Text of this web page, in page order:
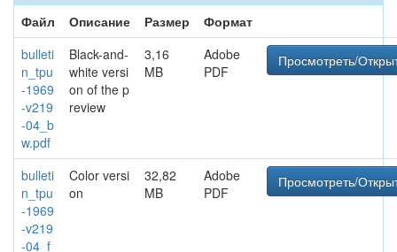
Файл
Описание Размер
Формат
bulleti
n_tpu
-1969
-v219
-04_b
w.pdf
Black-and-
white versi
on of the p
review
3,16
MB
Adobe
PDF
Просмотреть/
bulleti
n_tpu
-1969
-v219
-04_f
Color versi
on
32,82
MB
Adobe
PDF
Просмотреть/